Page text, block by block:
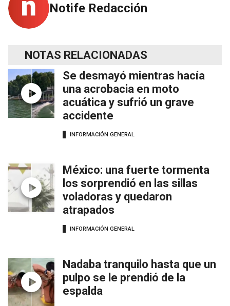
Notife Redacción
NOTAS RELACIONADAS
Se desmayó mientras hacía
una acrobacia en moto
acuática y sufrió un grave
accidente
INFORMACIÓN GENERAL
México: una fuerte tormenta
los sorprendió en las sillas
voladoras y quedaron
atrapados
INFORMACIÓN GENERAL
Nadaba tranquilo hasta que un
pulpo se le prendió de la
espalda